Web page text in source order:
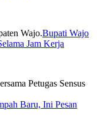
Bupati Wajo
Jam Kerja
Baru, Ini Pesan